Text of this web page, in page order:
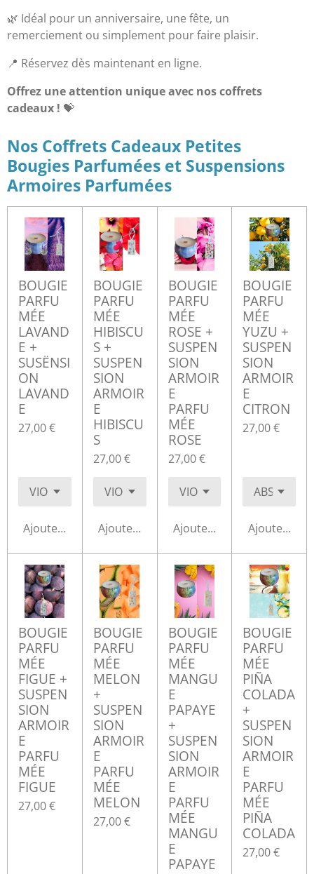
🌿 Idéal pour un anniversaire, une fête, un
remerciement ou simplement pour faire plaisir.
📍 Réservez dès maintenant en ligne.
Offrez une attention unique avec nos coffrets
cadeaux ! 💝
Nos Coffrets Cadeaux Petites
Bougies Parfumées et Suspensions
Armoires Parfumées
BOUGIE
PARFU
MÉE
LAVAND
E +
SUSËNSI
ON
LAVAND
E
27,00 €
Ajouter au panier
BOUGIE
PARFU
MÉE
HIBISCU
S +
SUSPEN
SION
ARMOIR
E
HIBISCU
S
27,00 €
Ajouter au panier
BOUGIE
PARFU
MÉE
ROSE +
SUSPEN
SION
ARMOIR
E
PARFU
MÉE
ROSE
27,00 €
Ajouter au panier
BOUGIE
PARFU
MÉE
YUZU +
SUSPEN
SION
ARMOIR
E
CITRON
27,00 €
Ajouter au
BOUGIE
PARFU
MÉE
FIGUE +
SUSPEN
SION
ARMOIR
E
PARFU
MÉE
FIGUE
27,00 €
BOUGIE
PARFU
MÉE
MELON
+
SUSPEN
SION
ARMOIR
E
PARFU
MÉE
MELON
27,00 €
BOUGIE
PARFU
MÉE
MANGU
E
PAPAYE
+
SUSPEN
SION
ARMOIR
E
PARFU
MÉE
MANGU
E
PAPAYE
BOUGIE
PARFU
MÉE
PIÑA
COLADA
+
SUSPEN
SION
ARMOIR
E
PARFU
MÉE
PIÑA
COLADA
27,00 €